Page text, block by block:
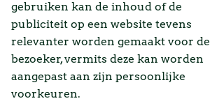
gebruiken kan de inhoud of de
publiciteit op een website tevens
relevanter worden gemaakt voor de
bezoeker, vermits deze kan worden
aangepast aan zijn persoonlijke
voorkeuren.